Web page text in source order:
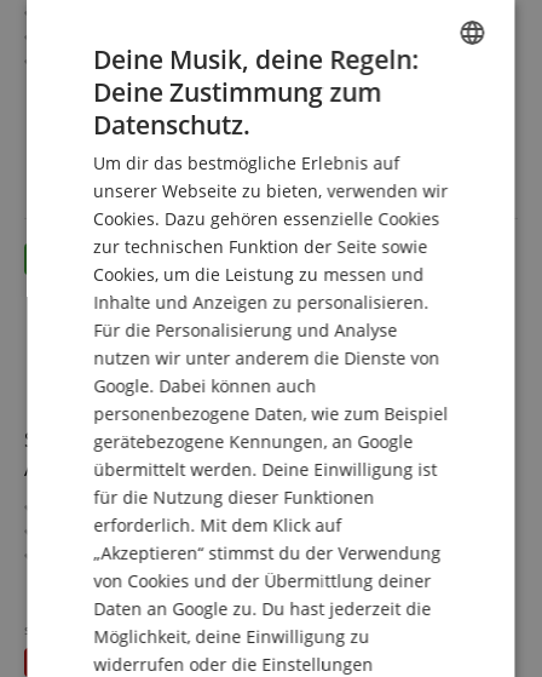
Kombinierbar mit weiteren Stativen
Für Konzerte, Ausstellungen, Hotels, Kinos u.v.m.
Geeignet für In- und Outdoor-Anwendungen (Nicht für
dauerhaften Outdoor-Einsatz bei markantem Wetter
konzipiert!)
mehr anzeigen
inkl. MwSt.
Stagecaptain PLS-150 Deluxe 4.2-200G
Absperrständer Personenleitsystem 2,0m gold
4 Edelstahl-Stative und 2 rote Seile mit 2,0m Länge
Wege markieren, Bereiche abgrenzen
Kombinierbar mit weiteren Stativen
Für Konzerte, Ausstellungen, Hotels, Kinos u.v.m.
Geeignet für In- und Outdoor-Anwendungen (Nicht für
dauerhaften Outdoor-Einsatz bei markantem Wetter
konzipiert!)
mehr anzeigen
174,20 €
Versandkostenfrei (DE)
inkl. MwSt.
statt einzeln 199,18€
Du sparst24,98 €
FRENCH
SPANISH
Deine Musik, deine Regeln:
Deine Zustimmung zum
Datenschutz.
Um dir das bestmögliche Erlebnis auf
unserer Webseite zu bieten, verwenden wir
Cookies. Dazu gehören essenzielle Cookies
zur technischen Funktion der Seite sowie
Cookies, um die Leistung zu messen und
Inhalte und Anzeigen zu personalisieren.
Für die Personalisierung und Analyse
nutzen wir unter anderem die Dienste von
Google. Dabei können auch
personenbezogene Daten, wie zum Beispiel
gerätebezogene Kennungen, an Google
übermittelt werden. Deine Einwilligung ist
für die Nutzung dieser Funktionen
erforderlich. Mit dem Klick auf
„Akzeptieren“ stimmst du der Verwendung
von Cookies und der Übermittlung deiner
Daten an Google zu. Du hast jederzeit die
Möglichkeit, deine Einwilligung zu
widerrufen oder die Einstellungen